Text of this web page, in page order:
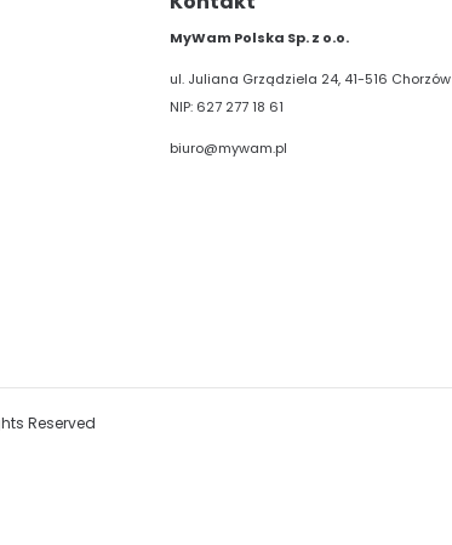
MyWam Polska Sp. z o.o.
ul. Juliana Grządziela 24, 41-516 Chorzów
NIP: 627 277 18 61
biuro@mywam.pl
Reserved